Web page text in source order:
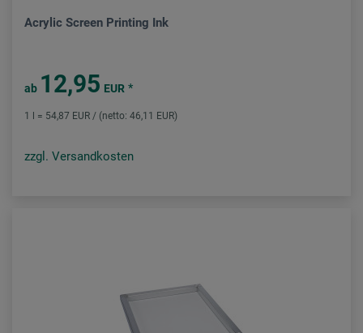
Acrylic Screen Printing Ink
ab 12,95 EUR *
1 l = 54,87 EUR / (netto: 46,11 EUR)
zzgl. Versandkosten